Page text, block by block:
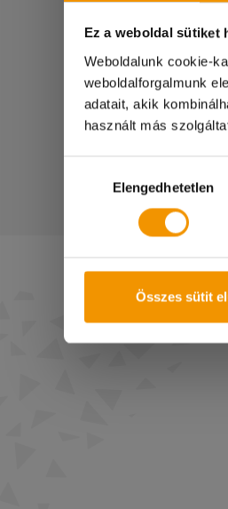
Ez a weboldal sütiket
Weboldalunk cookie-
weboldalforgalmunk
adatait, akik
használt más
kiválasztásaElengedhetetlen
Összes sütit
Kedves
A 08.08-i